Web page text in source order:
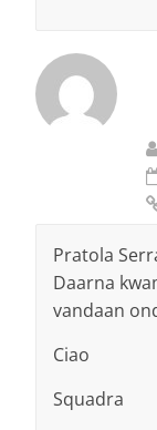
Pratola
Daarna
vandaan
Ciao
Squadra